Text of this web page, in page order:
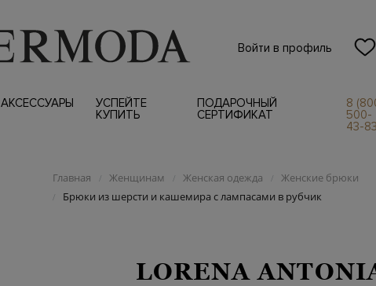
Войти в профиль
АКСЕССУАРЫ
УСПЕЙТЕ
КУПИТЬ
ПОДАРОЧНЫЙ
СЕРТИФИКАТ
8
500-
43-83
Главная / Женщинам / Женская одежда / Женские брюки
/ Брюки из шерсти и кашемира с лампасами в рубчик
LORENA